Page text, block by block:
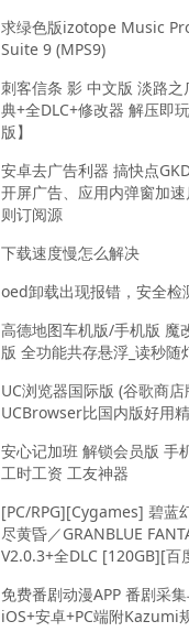
求绿色版izotope Music
Suite 9 (MPS9)
刺客信条 影 中文版 淡路之
典+全DLC+修改器 解压即
版】
安卓去广告利器 搞快点
开屏广告、应用内弹窗加速
则订阅源
下载速度慢怎么解决
oed卸载出现报错，安全检
高德地图车机版/手机版 魔
版 全功能共存悬浮_读秒随
UC浏览器国际版 (谷歌商
UCBrowser比国内版好用
安心记加班 解锁会员版 手
工时工资 工友神器
[PC/RPG][Cygames] 碧蓝
尽黄昏／GRANBLUE
V2.0.3+全DLC [120GB][百
免费番剧动漫APP 番剧采
iOS+安卓+PC端附Kazumi